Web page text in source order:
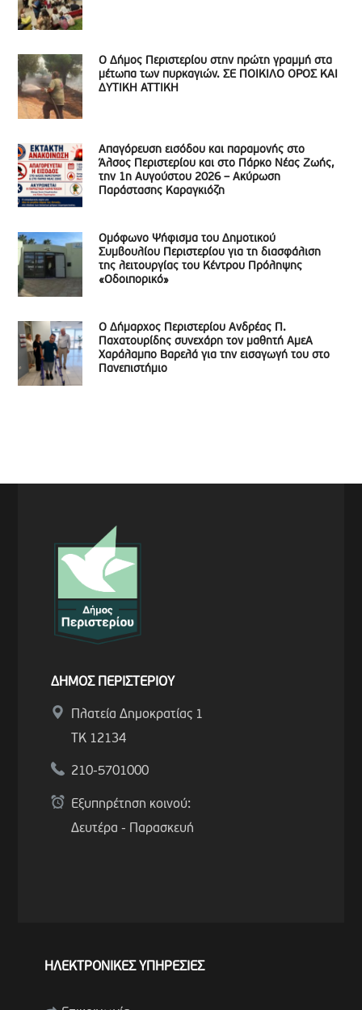
Ο Δήμος Περιστερίου στην πρώτη γραμμή στα
μέτωπα των πυρκαγιών. ΣΕ ΠΟΙΚΙΛΟ ΟΡΟΣ ΚΑΙ
ΔΥΤΙΚΗ ΑΤΤΙΚΗ
Απαγόρευση εισόδου και παραμονής στο
Άλσος Περιστερίου και στο Πάρκο Νέας Ζωής,
την 1η Αυγούστου 2026 – Ακύρωση
Παράστασης Καραγκιόζη
Ομόφωνο Ψήφισμα του Δημοτικού
Συμβουλίου Περιστερίου για τη διασφάλιση
της λειτουργίας του Κέντρου Πρόληψης
«Οδοιπορικό»
Ο Δήμαρχος Περιστερίου Ανδρέας Π.
Παχατουρίδης συνεχάρη τον μαθητή ΑμεΑ
Χαράλαμπο Βαρελά για την εισαγωγή του στο
Πανεπιστήμιο
ΔΗΜΟΣ ΠΕΡΙΣΤΕΡΙΟΥ
Πλατεία Δημοκρατίας 1
ΤΚ 12134
210-5701000
Εξυπηρέτηση κοινού:
Δευτέρα - Παρασκευή
ΗΛΕΚΤΡΟΝΙΚΕΣ ΥΠΗΡΕΣΙΕΣ